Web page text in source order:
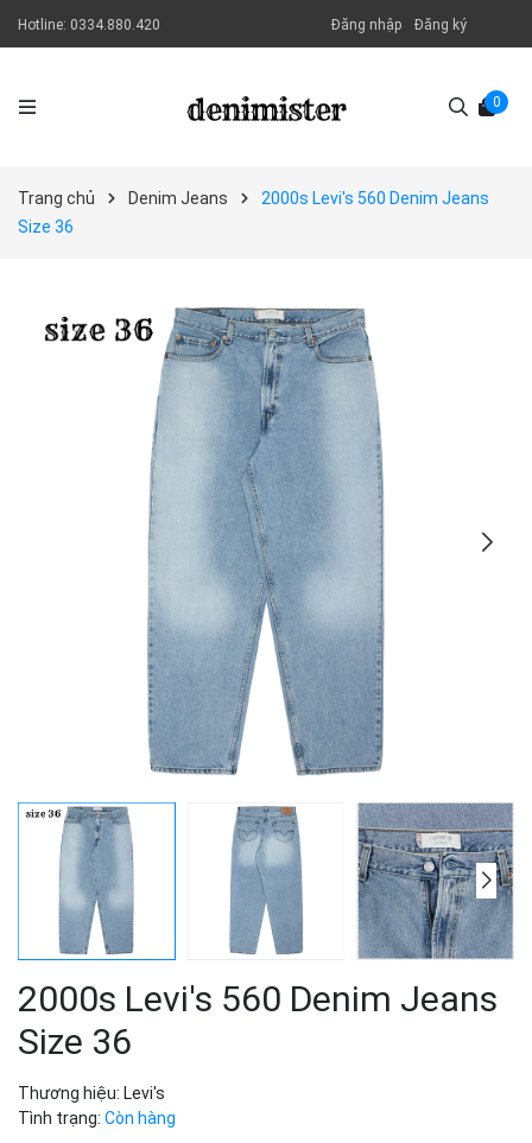
Hotline: 0334.880.420 Đăng nhập Đăng ký
0
Trang chủ Denim Jeans
2000s Levi's 560 Denim Jeans
Size 36
2000s Levi's 560 Denim Jeans
Size 36
Thương hiệu: Levi's
Tình trạng: Còn hàng